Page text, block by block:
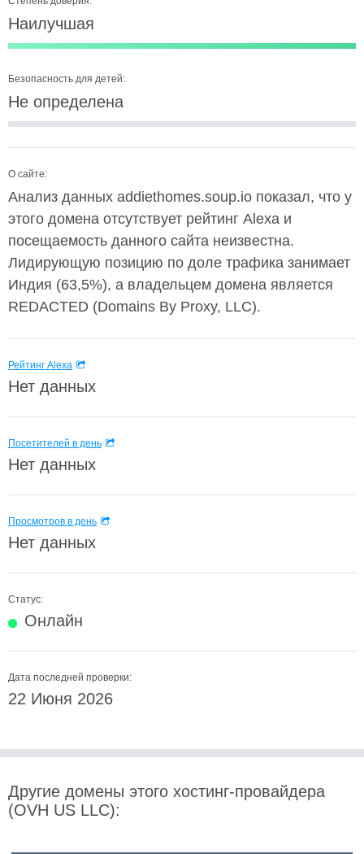
Наилучшая
Безопасность для детей:
Не определена
О сайте:
Анализ данных addiethomes.soup.io показал, что у
этого домена отсутствует рейтинг Alexa и
посещаемость данного сайта неизвестна.
Лидирующую позицию по доле трафика занимает
Индия (63,5%), а владельцем домена является
REDACTED (Domains By Proxy, LLC).
Рейтинг Alexa
Нет данных
Посетителей в день
Нет данных
Просмотров в день
Нет данных
Статус:
Онлайн
Дата последней проверки:
22 Июня 2026
Другие домены этого хостинг-провайдера
(OVH US LLC):